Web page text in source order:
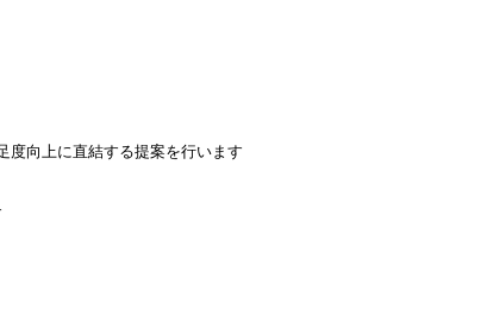
度向上に直結する提案を行います